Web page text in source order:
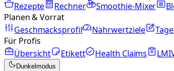
Rezepte
Rechner Smoothie-Mixer
Planen & Vorrat
Geschmacksprofil
Nährwertziele
Für Profis
Übersicht
Etikett Health Claims
Dunkelmodus